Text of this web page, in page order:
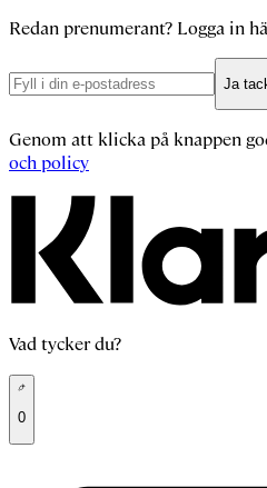
Redan prenumerant? Logga in
Ja
Genom att klicka på knappen
och policy
Vad tycker du?
0